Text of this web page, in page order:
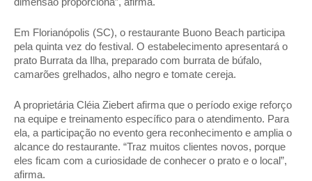
Em Florianópolis (SC), o restaurante Buono Beach participa
pela quinta vez do festival. O estabelecimento apresentará o
prato Burrata da Ilha, preparado com burrata de búfalo,
camarões grelhados, alho negro e tomate cereja.
A proprietária Cléia Ziebert afirma que o período exige reforço
na equipe e treinamento específico para o atendimento. Para
ela, a participação no evento gera reconhecimento e amplia o
alcance do restaurante. “Traz muitos clientes novos, porque
eles ficam com a curiosidade de conhecer o prato e o local”,
afirma.